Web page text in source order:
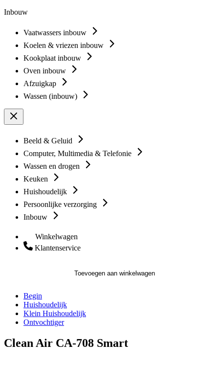
Inbouw
Vaatwassers inbouw
Koelen & vriezen inbouw
Kookplaat inbouw
Oven inbouw
Afzuigkap
Wassen (inbouw)
Beeld & Geluid
Computer, Multimedia & Telefonie
Wassen en drogen
Keuken
Huishoudelijk
Persoonlijke verzorging
Inbouw
Winkelwagen
Klantenservice
Toevoegen aan winkelwagen
Begin
Huishoudelijk
Klein Huishoudelijk
Ontvochtiger
Clean Air CA-708 Smart